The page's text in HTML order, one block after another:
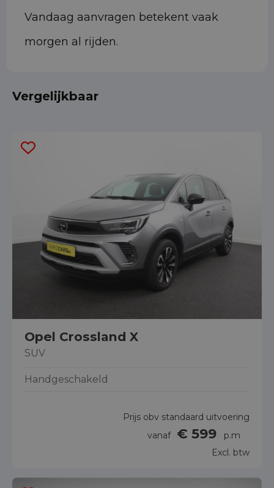
Vandaag aanvragen betekent vaak
morgen al rijden.
Vergelijkbaar
Opel Crossland X
SUV
Handgeschakeld
Prijs obv standaard uitvoering
vanaf € 599
p.m
Excl. btw